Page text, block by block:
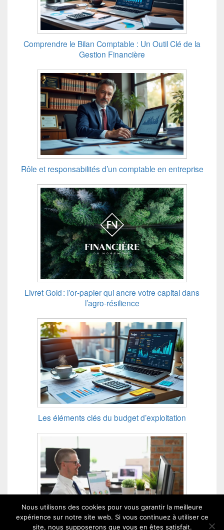
Comprendre le Bilan Comptable : Un Outil Clé de la
Gestion Financière
Rôle et responsabilités d’un comptable en entreprise
Livret Gold : l’or‑papier qui ancre votre capital dans
l’agro‑résilience
Les éléments clés du budget d’exploitation
Nous utilisons des cookies pour vous garantir la meilleure
expérience sur notre site web. Si vous continuez à utiliser ce
site, nous supposerons que vous en êtes satisfait.